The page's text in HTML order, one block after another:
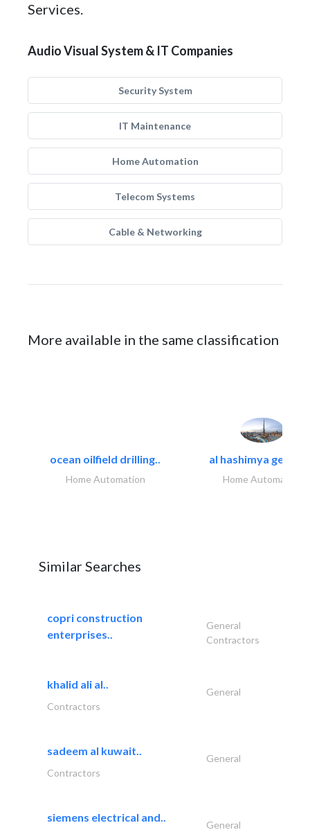
Services.
Audio Visual System & IT Companies
Security System
IT Maintenance
Home Automation
Telecom Systems
Cable & Networking
More available in the same classification
ocean oilfield drilling..
Home Automation
al hashimya
Home Automation
Similar Searches
copri construction
enterprises..
General
Contractors
khalid ali al..
General
Contractors
sadeem al kuwait..
General
Contractors
siemens electrical and..
General